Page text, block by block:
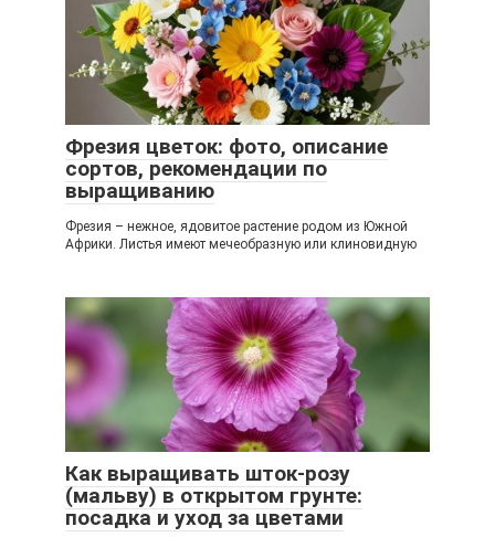
Фрезия цветок: фото, описание
сортов, рекомендации по
выращиванию
Фрезия – нежное, ядовитое растение родом из Южной
Африки. Листья имеют мечеобразную или клиновидную
Как выращивать шток-розу
(мальву) в открытом грунте:
посадка и уход за цветами